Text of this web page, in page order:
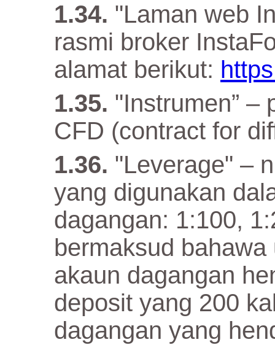
"Laman web
rasmi broker
alamat berikut:
"Instrumen” –
CFD (contract for
"Leverage" –
yang digunakan
dagangan: 1:100,
bermaksud
akaun dagangan
deposit yang 200
dagangan yang